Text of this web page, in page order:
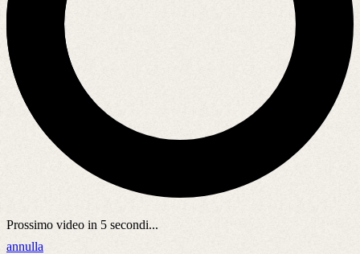
Prossimo video in 5 secondi...
annulla